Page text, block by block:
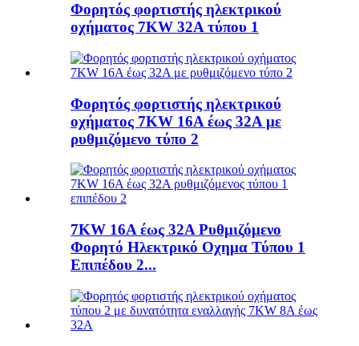
Φορητός φορτιστής ηλεκτρικού
οχήματος 7KW 32A τύπου 1
Φορητός φορτιστής ηλεκτρικού
οχήματος 7KW 16A έως 32A με
ρυθμιζόμενο τύπο 2
7KW 16A έως 32A Ρυθμιζόμενο
Φορητό Ηλεκτρικό Οχημα Τύπου 1
Επιπέδου 2...